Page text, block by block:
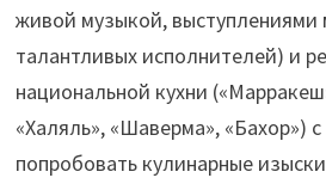
живой музыкой,
талантливых исполнителей) и
национальной кухни
«Халяль», «Шаверма», «Бахор»)
попробовать кулинарные